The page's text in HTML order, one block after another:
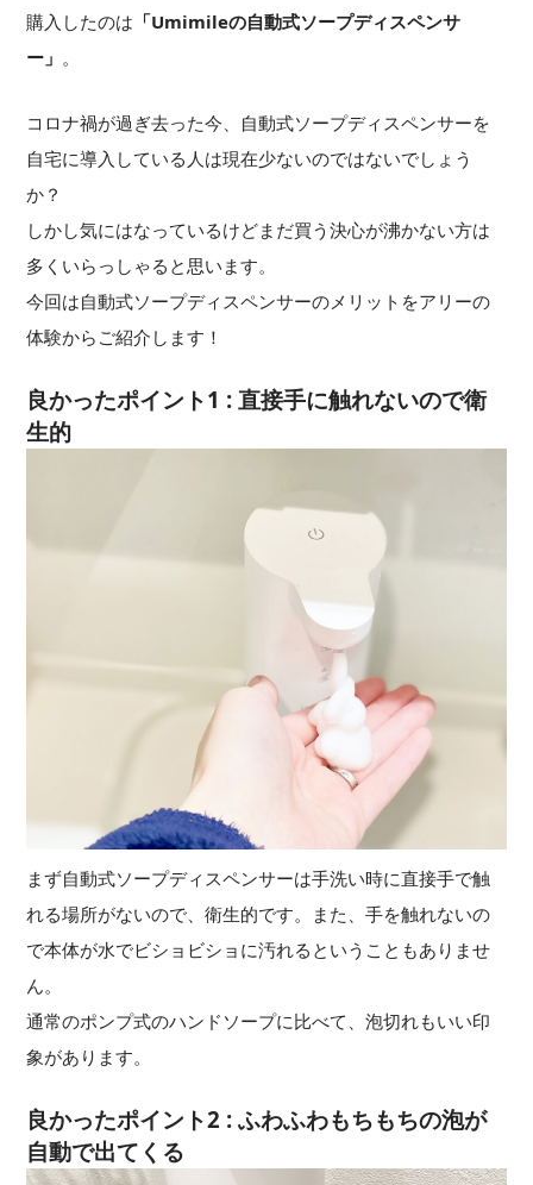
購入したのは 「Umimileの自動式ソープディスペンサ
ー」 。
コロナ禍が過ぎ去った今、自動式ソープディスペンサーを
自宅に導入している人は現在少ないのではないでしょう
か？
しかし気にはなっているけどまだ買う決心が沸かない方は
多くいらっしゃると思います。
今回は自動式ソープディスペンサーのメリットをアリーの
体験からご紹介します！
良かったポイント1 : 直接手に触れないので衛
生的
まず自動式ソープディスペンサーは手洗い時に直接手で触
れる場所がないので、衛生的です。また、手を触れないの
で本体が水でビショビショに汚れるということもありませ
ん。
通常のポンプ式のハンドソープに比べて、泡切れもいい印
象があります。
良かったポイント2 : ふわふわもちもちの泡が
自動で出てくる